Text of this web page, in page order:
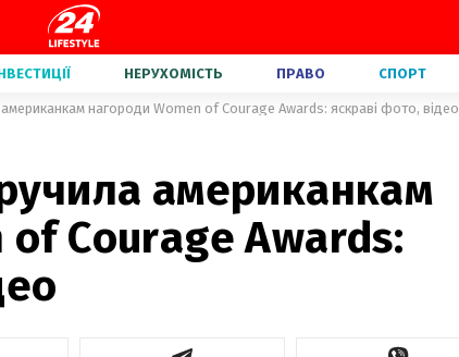
НЕРУХОМІСТЬ ПРАВО СПОРТ
нагороди Women of Courage Awards: яскраві фото, відео
американкам
Courage Awards: